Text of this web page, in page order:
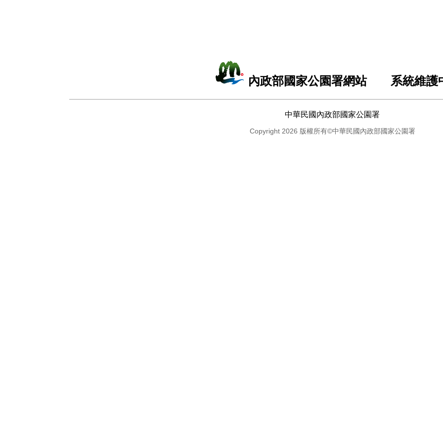
內政部國家公園署網站 系統維護
中華民國內政部國家公園署
Copyright 2026 版權所有©中華民國內政部國家公園署